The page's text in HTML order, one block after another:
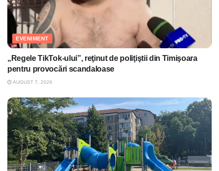
EVENIMENT
„Regele TikTok-ului”, reţinut de poliţiştii din Timişoara
pentru provocări scandaloase
AUGUST 7, 2026